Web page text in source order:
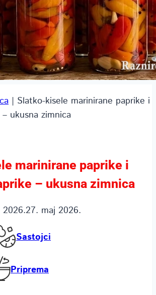
| Slatko-kisele marinirane paprike i
ukusna zimnica
marinirane paprike i
– ukusna zimnica
2026.27. maj 2026.
Sastojci
Priprema